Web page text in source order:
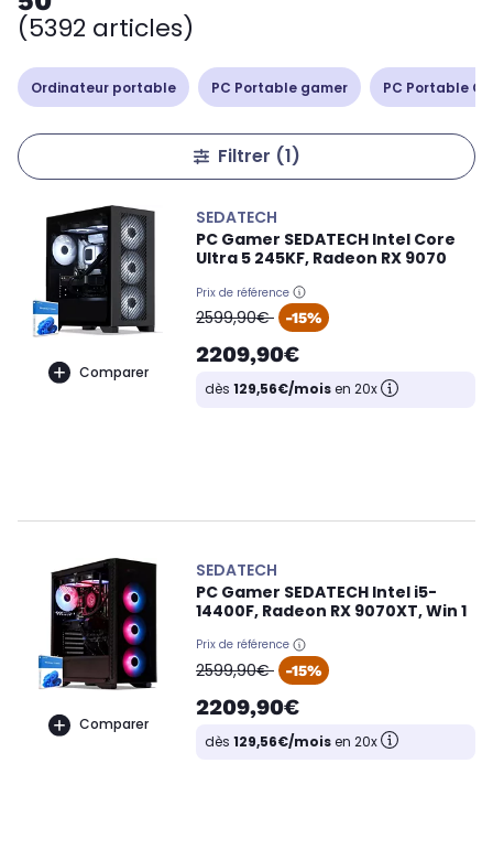
(5392 articles)
Ordinateur portable PC Portable gamer PC Portable
Filtrer (1)
Comparer
SEDATECH
PC Gamer SEDATECH Intel Core
Ultra 5 245KF, Radeon RX 9070
Prix de référence
oldPrice
2599,90€ -15%
2209,90€
dès 129,56€/moisen 20x
Comparer
SEDATECH
PC Gamer SEDATECH Intel i5-
14400F, Radeon RX 9070XT, Win 1
Prix de référence
oldPrice
2599,90€ -15%
2209,90€
dès 129,56€/moisen 20x